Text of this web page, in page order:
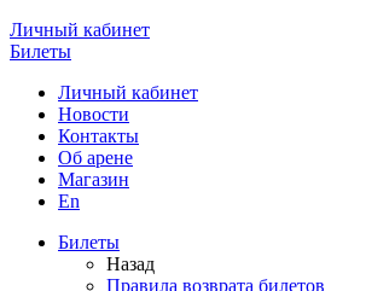
Личный кабинет
Билеты
Личный кабинет
Новости
Контакты
Об арене
Магазин
En
Билеты
Назад
Правила возврата билетов